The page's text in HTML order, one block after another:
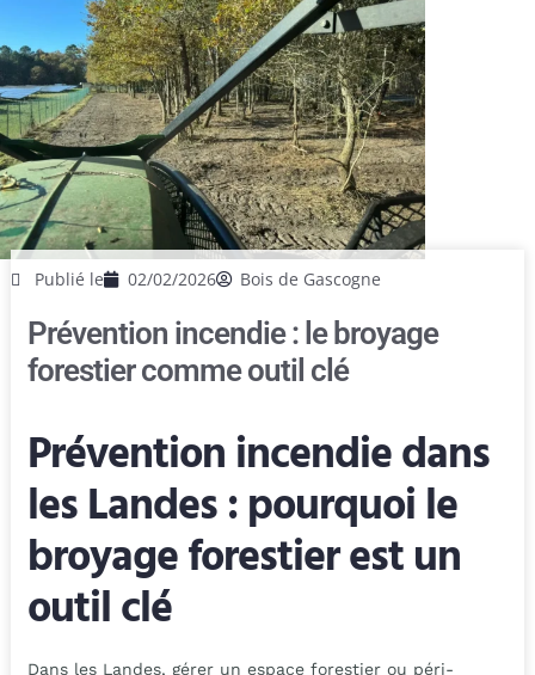
Publié le 02/02/2026 Bois de Gascogne
Prévention incendie : le broyage
forestier comme outil clé
Prévention incendie dans
les Landes : pourquoi le
broyage forestier est un
outil clé
Dans les Landes, gérer un espace forestier ou péri-